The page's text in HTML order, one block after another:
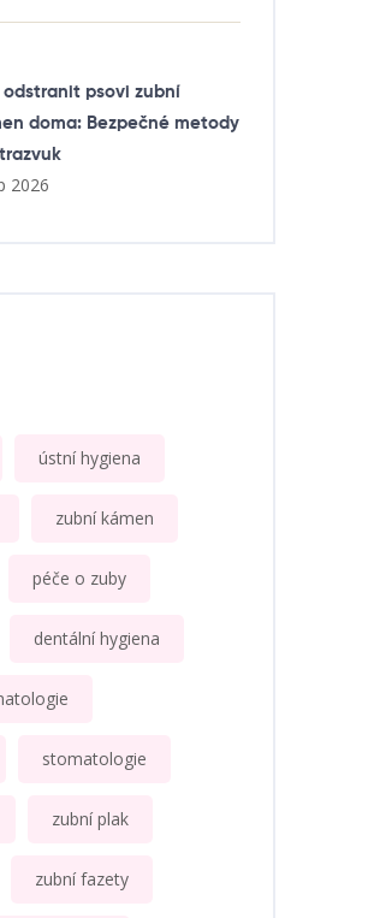
psovi zubní
doma: Bezpečné metody
2026
ústní hygiena
zubní kámen
péče o zuby
dentální hygiena
stomatologie
zubní plak
zubní fazety